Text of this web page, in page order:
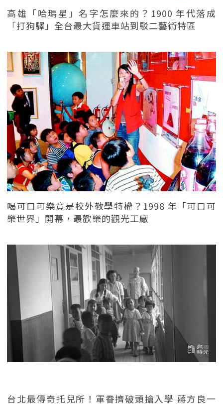
高雄「哈瑪星」名字怎麼來的？1900 年代落成
「打狗驛」全台最大貨運車站到駁二藝術特區
喝可口可樂竟是校外教學特權？1998 年「可口可
樂世界」開幕，最歡樂的觀光工廠
台北最傳奇托兒所！軍眷擠破頭搶入學 蔣方良一